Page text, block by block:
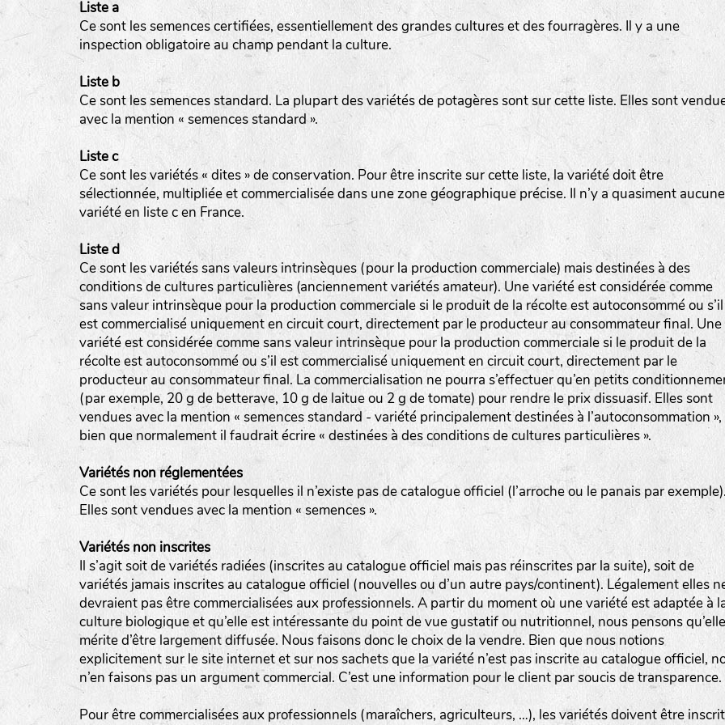
Liste a
Ce sont les semences certifiées, essentiellement des grandes cultures et des fourragères. Il y a une
inspection obligatoire au champ pendant la culture.
Liste b
Ce sont les semences standard. La plupart des variétés de potagères sont sur cette liste. Elles sont
avec la mention « semences standard ».
Liste c
Ce sont les variétés « dites » de conservation. Pour être inscrite sur cette liste, la variété doit être
sélectionnée, multipliée et commercialisée dans une zone géographique précise. Il n’y a quasiment aucune
variété en liste c en France.
Liste d
Ce sont les variétés sans valeurs intrinsèques (pour la production commerciale) mais destinées à des
conditions de cultures particulières (anciennement variétés amateur). Une variété est considérée comme
sans valeur intrinsèque pour la production commerciale si le produit de la récolte est autoconsommé ou s’il
est commercialisé uniquement en circuit court, directement par le producteur au consommateur final. Une
variété est considérée comme sans valeur intrinsèque pour la production commerciale si le produit de la
récolte est autoconsommé ou s’il est commercialisé uniquement en circuit court, directement par le
producteur au consommateur final. La commercialisation ne pourra s’effectuer qu’en petits
(par exemple, 20 g de betterave, 10 g de laitue ou 2 g de tomate) pour rendre le prix dissuasif. Elles sont
vendues avec la mention « semences standard - variété principalement destinées à l’autoconsommation »,
bien que normalement il faudrait écrire « destinées à des conditions de cultures particulières ».
Variétés non réglementées
Ce sont les variétés pour lesquelles il n’existe pas de catalogue officiel (l’arroche ou le panais par
Elles sont vendues avec la mention « semences ».
Variétés non inscrites
Il s’agit soit de variétés radiées (inscrites au catalogue officiel mais pas réinscrites par la suite), soit de
variétés jamais inscrites au catalogue officiel (nouvelles ou d’un autre pays/continent). Légalement elles
devraient pas être commercialisées aux professionnels. A partir du moment où une variété est adaptée à
culture biologique et qu’elle est intéressante du point de vue gustatif ou nutritionnel, nous pensons qu’elle
mérite d’être largement diffusée. Nous faisons donc le choix de la vendre. Bien que nous notions
explicitement sur le site internet et sur nos sachets que la variété n’est pas inscrite au catalogue officiel,
n’en faisons pas un argument commercial. C’est une information pour le client par soucis de transparence.
Pour être commercialisées aux professionnels (maraîchers, agriculteurs, …), les variétés doivent être